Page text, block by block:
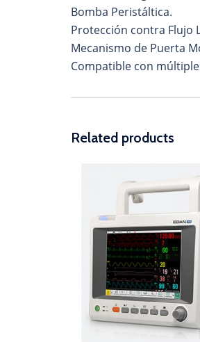
Bomba Peristáltica.
Protección contra Flujo
Mecanismo de Puerta
Compatible con
Related products